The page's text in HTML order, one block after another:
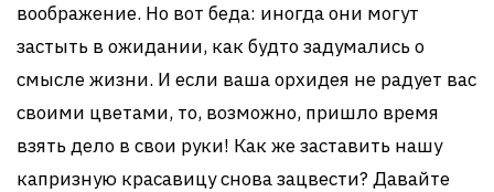
воображение. Но вот беда: иногда они могут
застыть в ожидании, как будто задумались о
смысле жизни. И если ваша орхидея не радует вас
своими цветами, то, возможно, пришло время
взять дело в свои руки! Как же заставить нашу
капризную красавицу снова зацвести? Давайте